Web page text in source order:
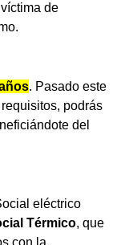
de
. Pasado este
podrás
del
eléctrico
Térmico, que